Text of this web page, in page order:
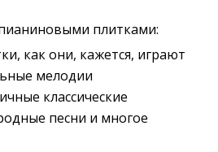
плитками:
как они, кажется, играют
мелодии
классические
песни и многое